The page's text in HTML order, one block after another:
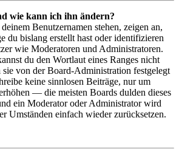
wie kann ich ihn ändern?
Benutzernamen stehen, zeigen an,
du bislang erstellt hast oder identifizieren
wie Moderatoren und Administratoren.
du den Wortlaut eines Ranges nicht
sie von der Board-Administration festgelegt
keine sinnlosen Beiträge, nur um
— die meisten Boards dulden dieses
ein Moderator oder Administrator wird
Umständen einfach wieder zurücksetzen.